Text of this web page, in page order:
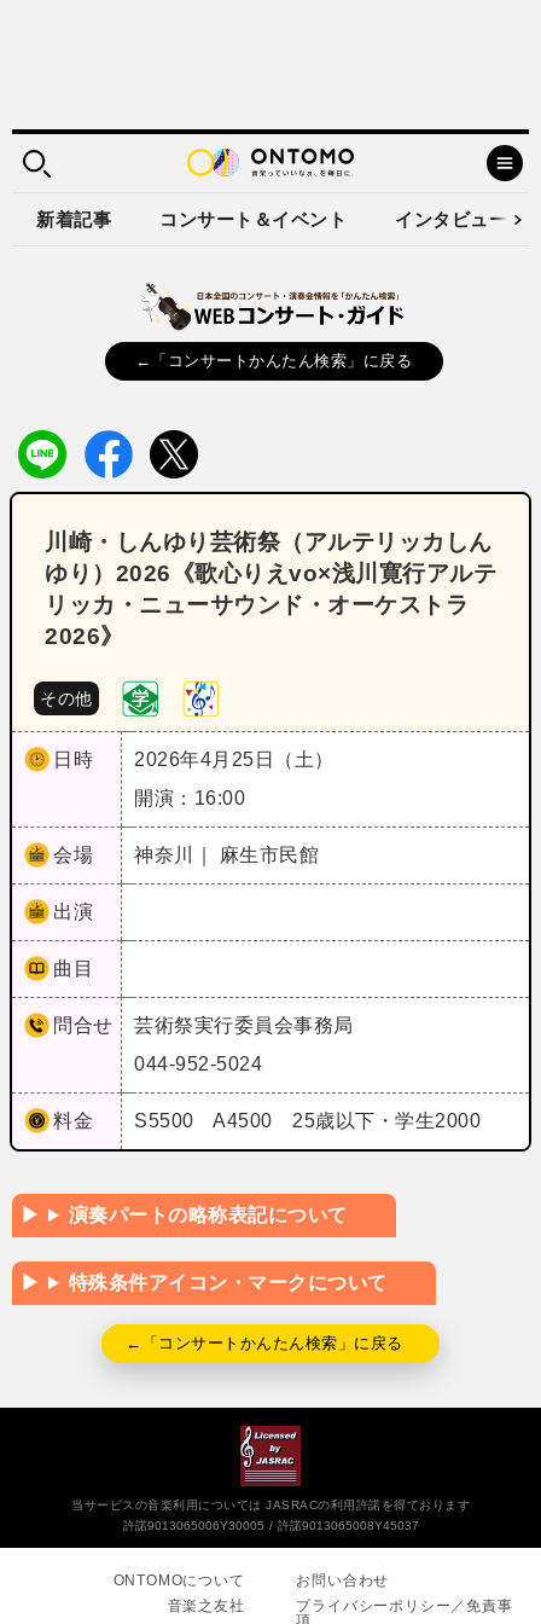
新着記事 コンサート＆イベント インタビュー
←「コンサートかんたん検索」に戻る
川崎・しんゆり芸術祭（アルテリッカしん
ゆり）2026《歌心りえvo×浅川寛行アルテ
リッカ・ニューサウンド・オーケストラ
2026》
その他
日時
2026年4月25日（土）
開演：16:00
会場 神奈川｜ 麻生市民館
出演
曲目
問合せ
芸術祭実行委員会事務局
044-952-5024
料金 S5500 A4500 25歳以下・学生2000
演奏パートの略称表記について
特殊条件アイコン・マークについて
←「コンサートかんたん検索」に戻る
当サービスの音楽利用については JASRACの利用許諾を得ております
許諾9013065006Y30005
許諾9013065008Y45037
ONTOMOについて
音楽之友社
お問い合わせ
プライバシーポリシー／免責事
項